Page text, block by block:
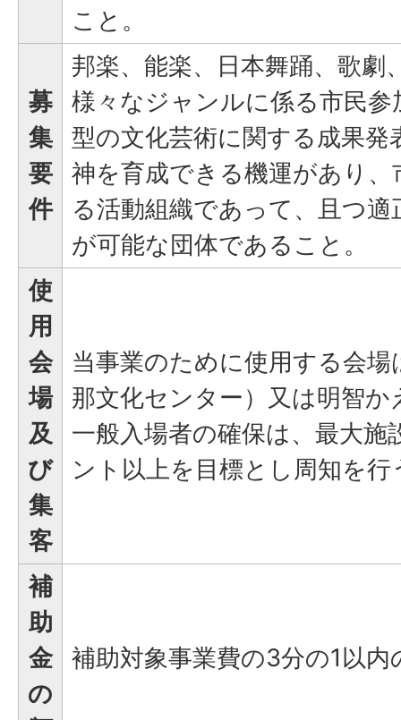
こと。
募
集
要
件
邦楽、能楽、日本舞踊、歌劇
様々なジャンルに係る市民参
型の文化芸術に関する成果発
神を育成できる機運があり
る活動組織であって、且つ
が可能な団体であること。
使
用
会
場
及
び
集
客
当事業のために使用する会
那文化センター）又は明智
一般入場者の確保は、最大
ント以上を目標とし周知を
補
助
金
の
補助対象事業費の3分の1以